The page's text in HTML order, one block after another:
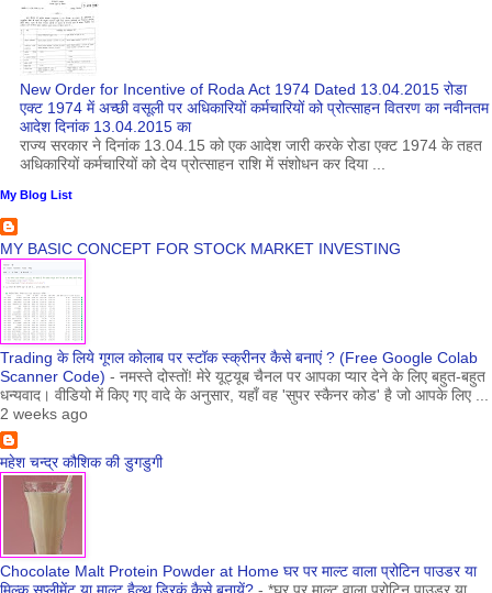
New Order for Incentive of Roda Act 1974 Dated 13.04.2015 रोडा
एक्ट 1974 में अच्छी वसूली पर अधिकारियों कर्मचारियों को प्रोत्साहन वितरण का नवीनतम
आदेश दिनांक 13.04.2015 का
राज्य सरकार ने दिनांक 13.04.15 को एक आदेश जारी करके रोडा एक्ट 1974 के तहत
अधिकारियों कर्मचारियों को देय प्रोत्साहन राशि में संशोधन कर दिया ...
My Blog List
MY BASIC CONCEPT FOR STOCK MARKET INVESTING
Trading के लिये गूगल कोलाब पर स्टॉक स्क्रीनर कैसे बनाएं ? (Free Google Colab
Scanner Code) - नमस्ते दोस्तों! मेरे यूट्यूब चैनल पर आपका प्यार देने के लिए बहुत-बहुत
धन्यवाद। वीडियो में किए गए वादे के अनुसार, यहाँ वह 'सुपर स्कैनर कोड' है जो आपके लिए ...
2 weeks ago
महेश चन्द्र कौशिक की डुगडुगी
Chocolate Malt Protein Powder at Home घर पर माल्ट वाला प्रोटिन पाउडर या